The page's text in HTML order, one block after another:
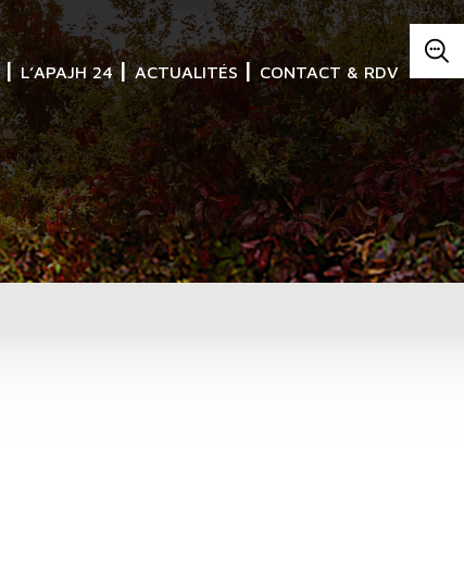
L’APAJH 24 ACTUALITÉS CONTACT & RDV